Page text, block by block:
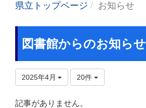
県立トップページ お知らせ
図書館からのお知らせ
2025年4月 20件
記事がありません。